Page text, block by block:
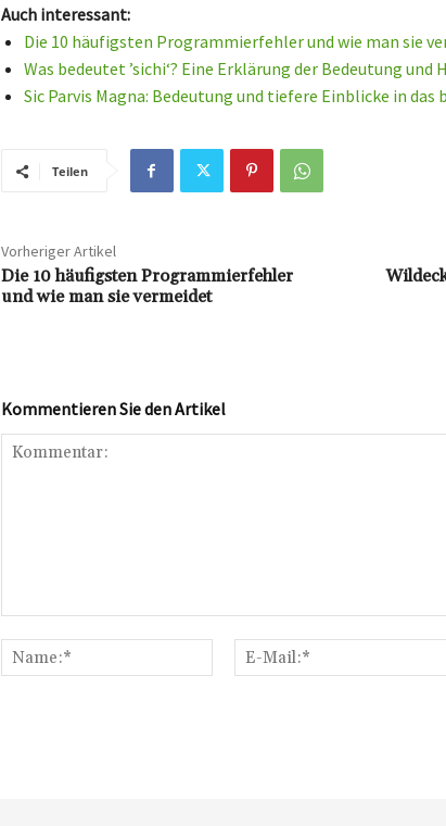
Auch interessant:
Die 10 häufigsten Programmierfehler und wie man sie
Was bedeutet ’sichi‘? Eine Erklärung der Bedeutung und
Sic Parvis Magna: Bedeutung und tiefere Einblicke in
Teilen
Vorheriger Artikel
Die 10 häufigsten Programmierfehler
und wie man sie vermeidet
Kommentieren Sie den Artikel
Name:*